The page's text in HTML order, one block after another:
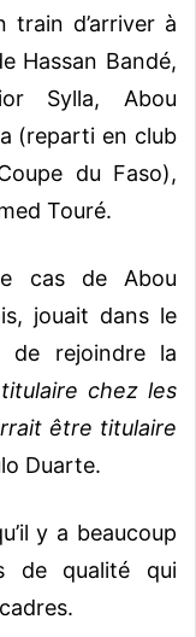
train d’arriver à
Hassan Bandé,
Sylla, Abou
(reparti en club
du Faso),
Touré.
cas de Abou
jouait dans le
de rejoindre la
chez les
être titulaire
Duarte.
y a beaucoup
de qualité qui